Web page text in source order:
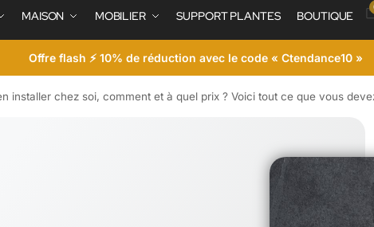
MAISON MOBILIER SUPPORT PLANTES BOUTIQUE
Offre flash ⚡ 10% de réduction avec le code « Ctendance10 »
installer chez soi, comment et à quel prix ? Voici tout ce que vous